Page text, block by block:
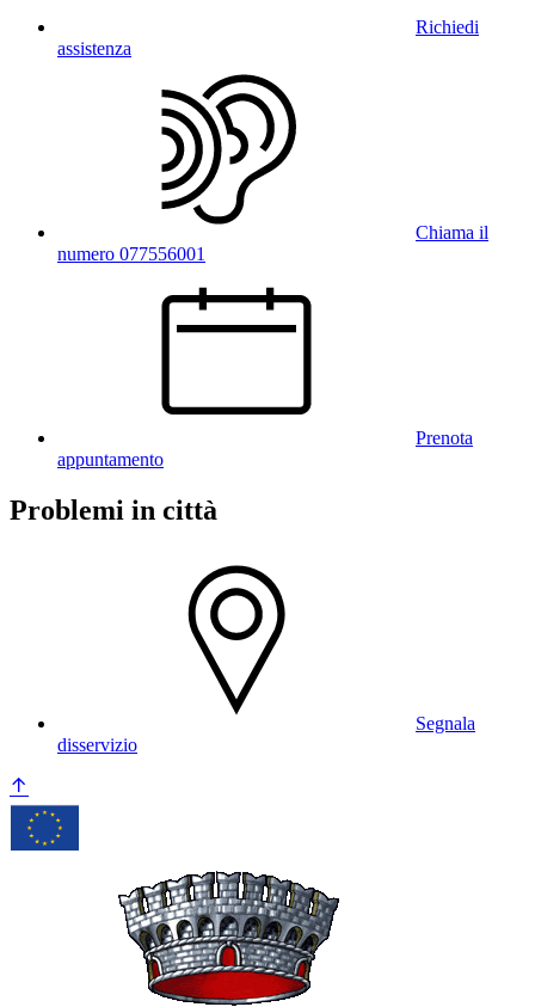
Richiedi
assistenza
Chiama il
numero 077556001
Prenota
appuntamento
Problemi in città
Segnala
disservizio